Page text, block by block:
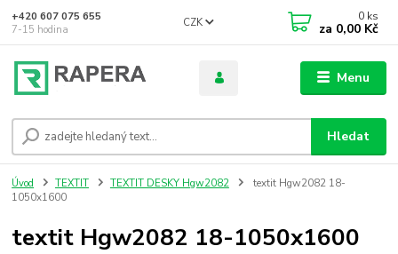
Menu
CZK
Hledat
+420 607 075 655
7-15 hodina
0 ks
za 0,00 Kč
Úvod TEXTIT TEXTIT DESKY Hgw2082
textit Hgw2082 18-
1050x1600
textit Hgw2082 18-1050x1600